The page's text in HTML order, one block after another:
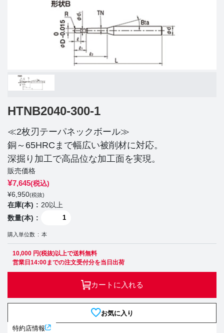
HTNB2040-300-1
≪2枚刃テーパネックボール≫
銅～65HRCまで幅広い被削材に対応。
深掘り加工で高品位な加工面を実現。
販売価格
¥7,645(税込)
¥6,950(税抜)
在庫(本)
20以上
数量(本)
購入単位数 本
10,000 円(税抜)以上で送料無料
営業日14:00までの注文受付分を当日出荷
カートに入れる
お気に入り
特約店情報